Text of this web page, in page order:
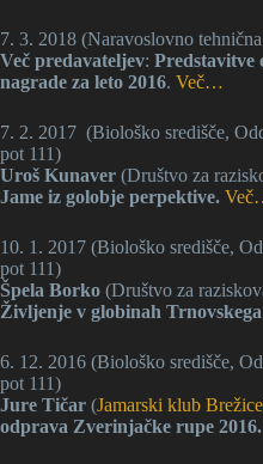
7. 3. 2018 (Naravoslovno
Več predavateljev: Predstavitve
nagrade za leto 2016. Več…
7. 2. 2017 (Biološko središče,
pot 111)
Uroš Kunaver (Društvo za
Jame iz golobje perpektive.
10. 1. 2017 (Biološko središče,
pot 111)
Špela Borko (Društvo za
Življenje v globinah
6. 12. 2016 (Biološko središče,
pot 111)
Jure Tičar (Jamarski klub Brežice
odprava Zverinjačke rupe 2016.